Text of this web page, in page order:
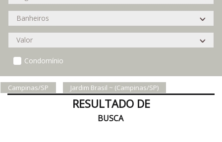
Condomínio
Campinas/SP Jardim Brasil ~ (Campinas/SP)
RESULTADO DE
BUSCA